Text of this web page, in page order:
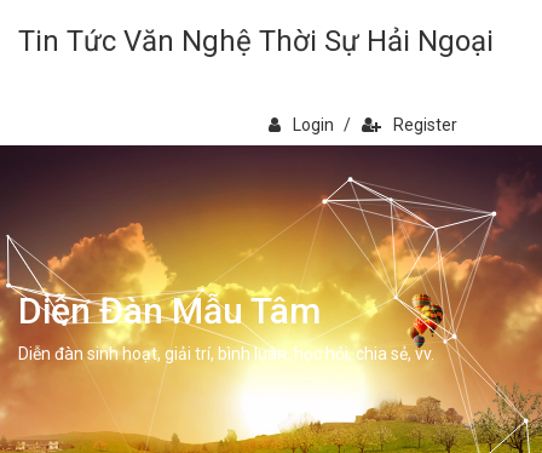
Tin Tức Văn Nghệ Thời Sự Hải Ngoại
Login / Register
Diễn Đàn Mẫu Tâm
Diễn đàn sinh hoạt, giải trí, bình luân, học hỏi, chia sẻ, vv.